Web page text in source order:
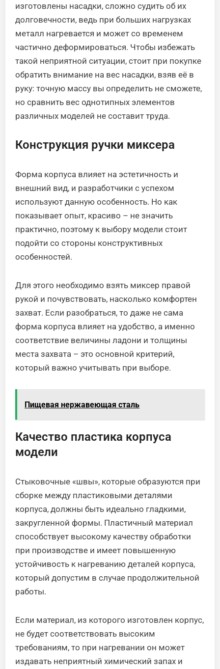
изготовлены насадки, сложно судить об их
долговечности, ведь при больших нагрузках
металл нагревается и может со временем
частично деформироваться. Чтобы избежать
такой неприятной ситуации, стоит при покупке
обратить внимание на вес насадки, взяв её в
руку: точную массу вы определить не сможете,
но сравнить вес однотипных элементов
различных моделей не составит труда.
Конструкция ручки миксера
Форма корпуса влияет на эстетичность и
внешний вид, и разработчики с успехом
используют данную особенность. Но как
показывает опыт, красиво – не значить
практично, поэтому к выбору модели стоит
подойти со стороны конструктивных
особенностей.
Для этого необходимо взять миксер правой
рукой и почувствовать, насколько комфортен
захват. Если разобраться, то даже не сама
форма корпуса влияет на удобство, а именно
соответствие величины ладони и толщины
места захвата – это основной критерий,
который важно учитывать при выборе.
Пищевая нержавеющая сталь
Качество пластика корпуса
модели
Стыковочные «швы», которые образуются при
сборке между пластиковыми деталями
корпуса, должны быть идеально гладкими,
закругленной формы. Пластичный материал
способствует высокому качеству обработки
при производстве и имеет повышенную
устойчивость к нагреванию деталей корпуса,
который допустим в случае продолжительной
работы.
Если материал, из которого изготовлен корпус,
не будет соответствовать высоким
требованиям, то при нагревании он может
издавать неприятный химический запах и